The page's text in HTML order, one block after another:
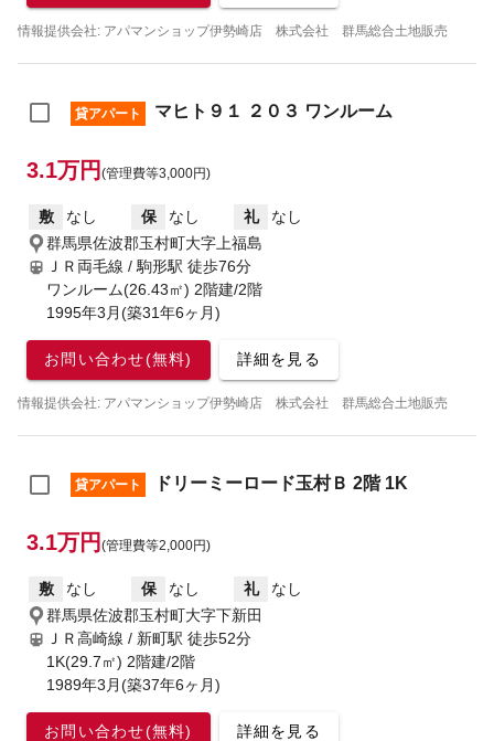
情報提供会社: アパマンショップ伊勢崎店 株式会社 群馬総合土地販売
貸アパート マヒト９１ ２０３ ワンルーム
3.1万円 (管理費等3,000円)
敷 なし 保 なし 礼
なし
群馬県佐波郡玉村町大字上福島
ＪＲ両毛線 / 駒形駅 徒歩76分
ワンルーム(26.43㎡) 2階建/2階
1995年3月(築31年6ヶ月)
お問い合わせ(無料) 詳細を見る
情報提供会社: アパマンショップ伊勢崎店 株式会社 群馬総合土地販売
貸アパート ドリーミーロード玉村Ｂ 2階 1K
3.1万円 (管理費等2,000円)
敷 なし 保 なし 礼
なし
群馬県佐波郡玉村町大字下新田
ＪＲ高崎線 / 新町駅 徒歩52分
1K(29.7㎡) 2階建/2階
1989年3月(築37年6ヶ月)
お問い合わせ(無料) 詳細を見る